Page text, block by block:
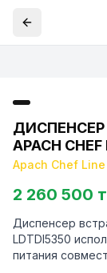
APACH
Apach Chef Line
2 260 500
Диспенсер
LDTDI5350
питания